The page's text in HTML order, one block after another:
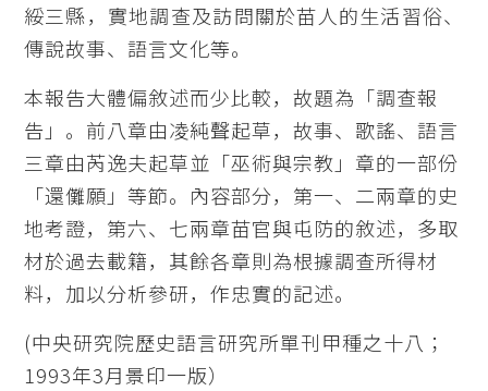
綏三縣，實地調查及訪問關於苗人的生活習俗、
傳說故事、語言文化等。
本報告大體偏敘述而少比較，故題為「調查報
告」。前八章由凌純聲起草，故事、歌謠、語言
三章由芮逸夫起草並「巫術與宗教」章的一部份
「還儺願」等節。內容部分，第一、二兩章的史
地考證，第六、七兩章苗官與屯防的敘述，多取
材於過去載籍，其餘各章則為根據調查所得材
料，加以分析參研，作忠實的記述。
(中央研究院歷史語言研究所單刊甲種之十八；
1993年3月景印一版）